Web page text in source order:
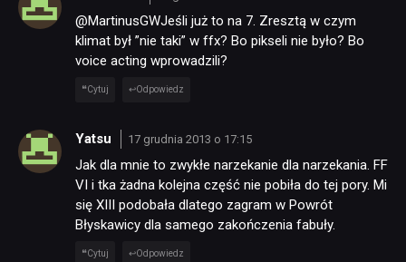
@MartinusGWJeśli już to na 7. Zresztą w czym
klimat był ”nie taki” w ffx? Bo pikseli nie było? Bo
voice acting wprowadzili?
Cytuj Odpowiedz
Yatsu 17 grudnia 2013 o 17:15
Jak dla mnie to zwykłe narzekanie dla narzekania. FF
VI i tka żadna kolejna część nie pobiła do tej pory. Mi
się XIII podobała dlatego zagram w Powrót
Błyskawicy dla samego zakończenia fabuły.
Cytuj Odpowiedz